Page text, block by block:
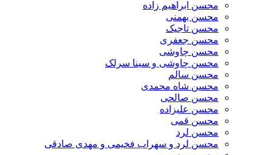
محسن ابراهیم زاده
محسن بهمنی
محسن تاجیک
محسن جعفری
محسن چاوشی
محسن چاوشی و سینا سرلک
محسن سالم
محسن شاه محمدی
محسن صالحی
محسن علیزاده
محسن قمی
محسن لرد
محسن لرد و سهراب فخیمی و مهدی صادقی